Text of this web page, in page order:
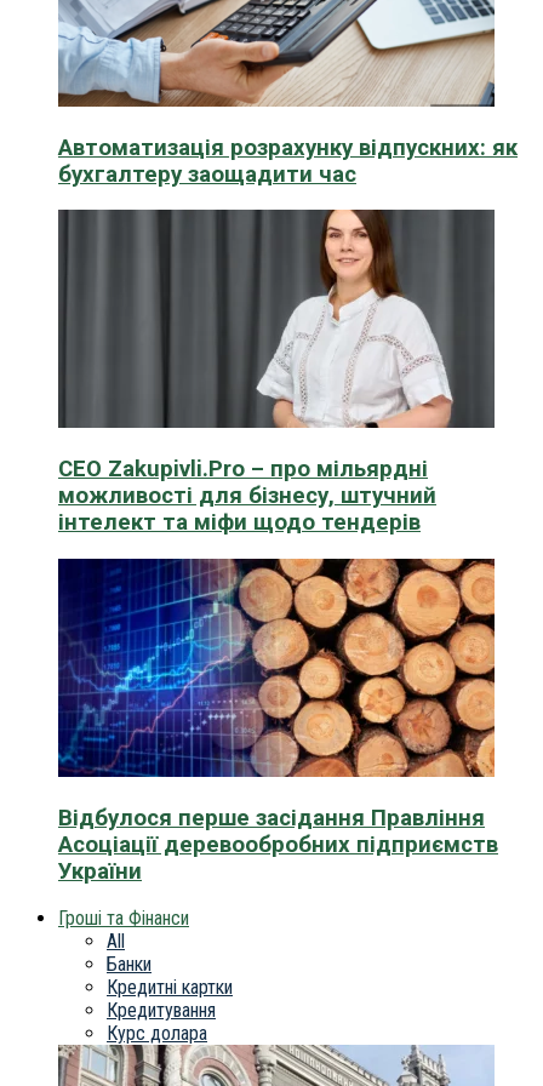
Автоматизація розрахунку відпускних: як
бухгалтеру заощадити час
CEO Zakupivli.Pro – про мільярдні
можливості для бізнесу, штучний
інтелект та міфи щодо тендерів
Відбулося перше засідання Правління
Асоціації деревообробних підприємств
України
Гроші та Фінанси
All
Банки
Кредитні картки
Кредитування
Курс долара